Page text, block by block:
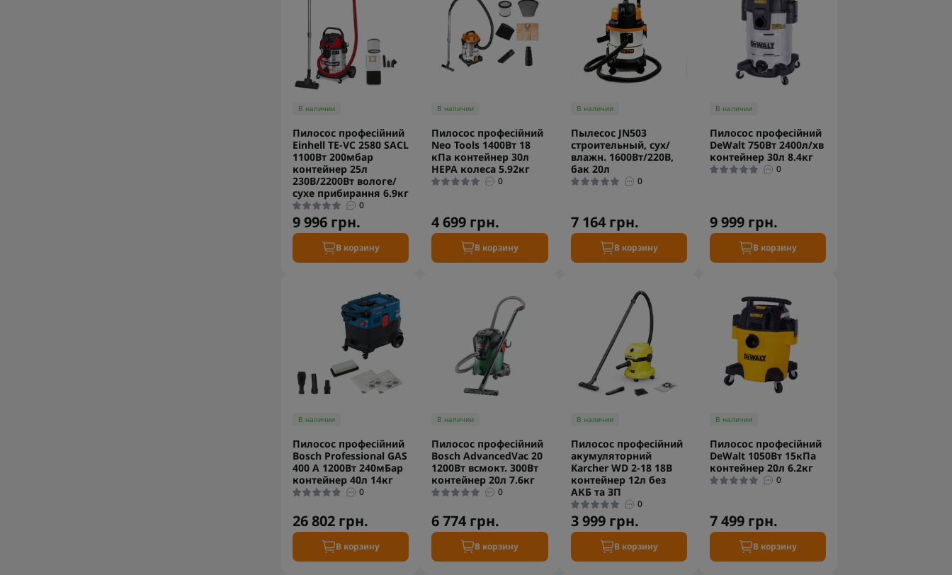
В наличии
Пилосос професійний
Einhell TE-VC 2580 SACL
1100Вт 200мбар
контейнер 25л
230В/2200Вт вологе/
сухе прибирання 6.9кг
0
9 996 грн.
В корзину
В наличии
Пилосос професійний
Neo Tools 1400Вт 18
кПа контейнер 30л
HEPA колеса 5.92кг
0
4 699 грн.
В корзину
В наличии
Пылесос JN503
строительный, сух/
влажн. 1600Вт/220В,
бак 20л
0
7 164 грн.
В корзину
В наличии
Пилосос професійний
DeWalt 750Вт 2400л/хв
контейнер 30л 8.4кг
0
9 999 грн.
В корзину
В наличии
Пилосос професійний
Bosch Professional GAS
400 A 1200Вт 240мБар
контейнер 40л 14кг
0
26 802 грн.
В корзину
В наличии
Пилосос професійний
Bosch AdvancedVac 20
1200Вт всмокт. 300Вт
контейнер 20л 7.6кг
0
6 774 грн.
В корзину
В наличии
Пилосос професійний
акумуляторний
Karcher WD 2-18 18В
контейнер 12л без
АКБ та ЗП
0
3 999 грн.
В корзину
В наличии
Пилосос професійний
DeWalt 1050Вт 15кПа
контейнер 20л 6.2кг
0
7 499 грн.
В корзину